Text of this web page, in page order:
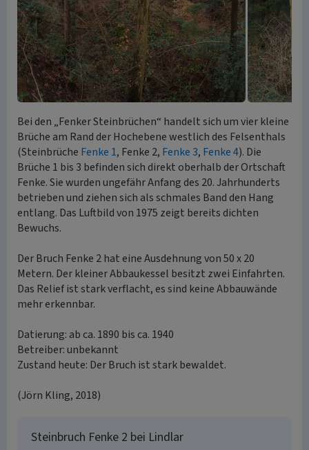
Bei den „Fenker Steinbrüchen“ handelt sich um vier kleine
Brüche am Rand der Hochebene westlich des Felsenthals
(Steinbrüche Fenke 1, Fenke 2, Fenke 3, Fenke 4). Die
Brüche 1 bis 3 befinden sich direkt oberhalb der Ortschaft
Fenke. Sie wurden ungefähr Anfang des 20. Jahrhunderts
betrieben und ziehen sich als schmales Band den Hang
entlang. Das Luftbild von 1975 zeigt bereits dichten
Bewuchs.
Der Bruch Fenke 2 hat eine Ausdehnung von 50 x 20
Metern. Der kleiner Abbaukessel besitzt zwei Einfahrten.
Das Relief ist stark verflacht, es sind keine Abbauwände
mehr erkennbar.
Datierung: ab ca. 1890 bis ca. 1940
Betreiber: unbekannt
Zustand heute: Der Bruch ist stark bewaldet.
(Jörn Kling, 2018)
Steinbruch Fenke 2 bei Lindlar